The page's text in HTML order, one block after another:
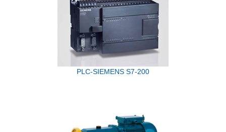
PLC-SIEMENS S7-200